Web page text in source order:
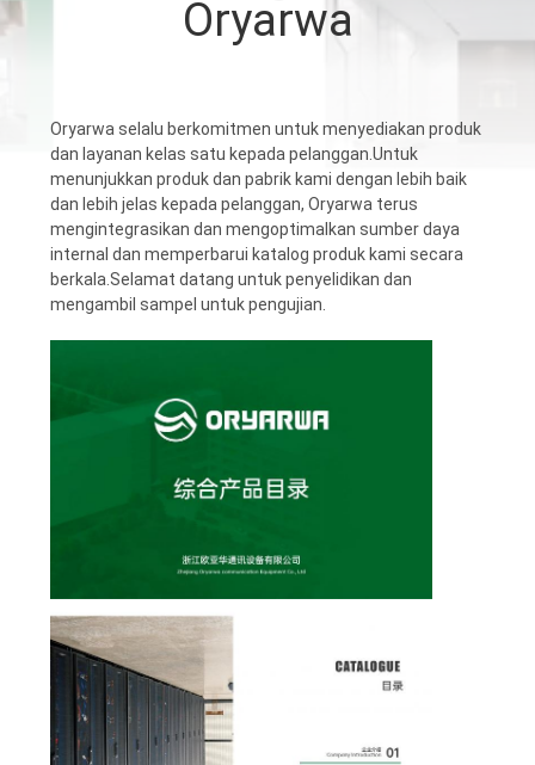
HUBUNGI
KAMI
PERMINTAAN
PETA
KEBIJAKAN
Oryarwa
Oryarwa selalu berkomitmen untuk menyediakan produk
dan layanan kelas satu kepada pelanggan.Untuk
menunjukkan produk dan pabrik kami dengan lebih baik
dan lebih jelas kepada pelanggan, Oryarwa terus
mengintegrasikan dan mengoptimalkan sumber daya
internal dan memperbarui katalog produk kami secara
berkala.Selamat datang untuk penyelidikan dan
mengambil sampel untuk pengujian.